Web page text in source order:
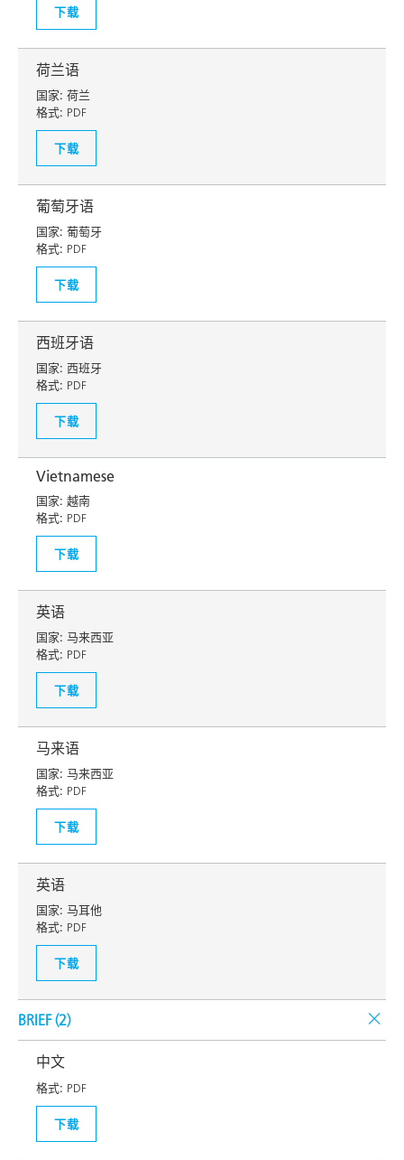
下载
荷兰语
国家: 荷兰
格式: PDF
下载
葡萄牙语
国家: 葡萄牙
格式: PDF
下载
西班牙语
国家: 西班牙
格式: PDF
下载
Vietnamese
国家: 越南
格式: PDF
下载
英语
国家: 马来西亚
格式: PDF
下载
马来语
国家: 马来西亚
格式: PDF
下载
英语
国家: 马耳他
格式: PDF
下载
BRIEF (2)
中文
格式: PDF
下载